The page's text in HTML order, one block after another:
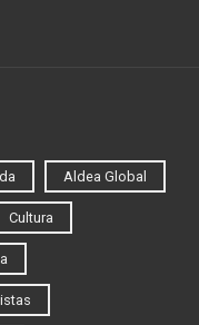
Aldea Global
Cultura